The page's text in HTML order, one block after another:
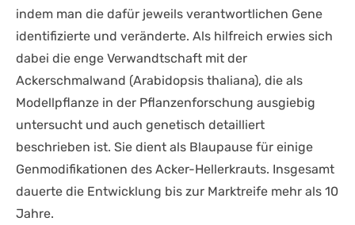
indem man die dafür jeweils verantwortlichen Gene
identifizierte und veränderte. Als hilfreich erwies sich
dabei die enge Verwandtschaft mit der
Ackerschmalwand (Arabidopsis thaliana), die als
Modellpflanze in der Pflanzenforschung ausgiebig
untersucht und auch genetisch detailliert
beschrieben ist. Sie dient als Blaupause für einige
Genmodifikationen des Acker-Hellerkrauts. Insgesamt
dauerte die Entwicklung bis zur Marktreife mehr als 10
Jahre.